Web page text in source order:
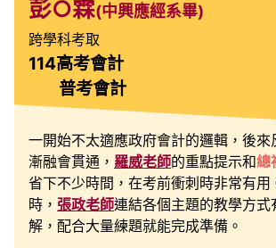
彭○霖(中興應經系畢)
跨學科考取
114高考會計
普考會計
一開始不太適應政府會計的邏輯，後來
漸融會貫通， 羅威老師的重點提示和總
省下不少時間，在考前衝刺時非常有用
時， 張政老師連結各個主題的教學方式
解，配合大量練題就能完成準備。